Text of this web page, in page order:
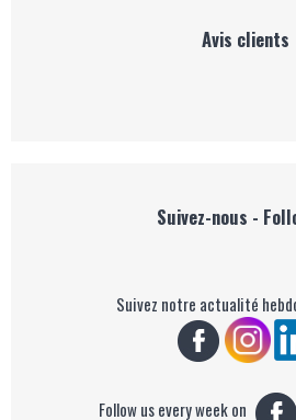
Avis clients
Suivez-nous -
Suivez notre actualité
Follow us every week on